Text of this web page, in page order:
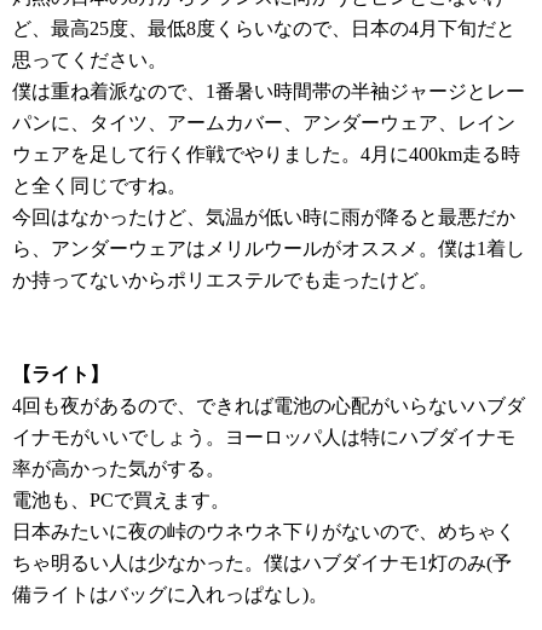
ど、最高25度、最低8度くらいなので、日本の4月下旬だと
思ってください。
僕は重ね着派なので、1番暑い時間帯の半袖ジャージとレー
パンに、タイツ、アームカバー、アンダーウェア、レイン
ウェアを足して行く作戦でやりました。4月に400km走る時
と全く同じですね。
今回はなかったけど、気温が低い時に雨が降ると最悪だか
ら、アンダーウェアはメリルウールがオススメ。僕は1着し
か持ってないからポリエステルでも走ったけど。
【ライト】
4回も夜があるので、できれば電池の心配がいらないハブダ
イナモがいいでしょう。ヨーロッパ人は特にハブダイナモ
率が高かった気がする。
電池も、PCで買えます。
日本みたいに夜の峠のウネウネ下りがないので、めちゃく
ちゃ明るい人は少なかった。僕はハブダイナモ1灯のみ(予
備ライトはバッグに入れっぱなし)。